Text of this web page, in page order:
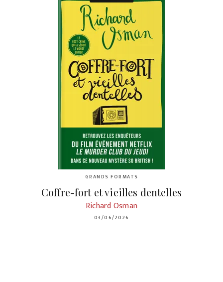
GRANDS FORMATS
Coffre-fort et vieilles dentelles
Richard Osman
03/06/2026